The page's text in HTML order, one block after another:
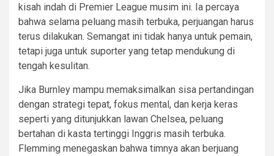
kisah indah di Premier League musim ini. Ia percaya
bahwa selama peluang masih terbuka, perjuangan harus
terus dilakukan. Semangat ini tidak hanya untuk pemain,
tetapi juga untuk suporter yang tetap mendukung di
tengah kesulitan.
Jika Burnley mampu memaksimalkan sisa pertandingan
dengan strategi tepat, fokus mental, dan kerja keras
seperti yang ditunjukkan lawan Chelsea, peluang
bertahan di kasta tertinggi Inggris masih terbuka.
Flemming menegaskan bahwa timnya akan berjuang